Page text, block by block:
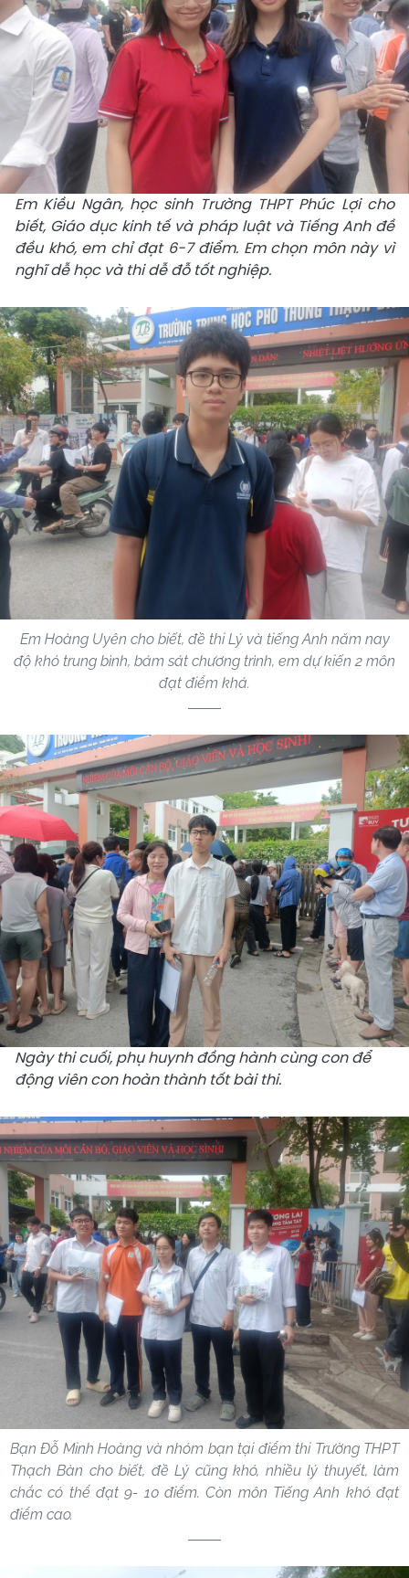
Em Kiều Ngân, học sinh Trường THPT Phúc Lợi cho
biết, Giáo dục kinh tế và pháp luật và Tiếng Anh đề
đều khó, em chỉ đạt 6-7 điểm. Em chọn môn này vì
nghĩ dễ học và thi dễ đỗ tốt nghiệp.
Em Hoàng Uyên cho biết, đề thi Lý và tiếng Anh năm nay
độ khó trung bình, bám sát chương trình, em dự kiến 2 môn
đạt điểm khá.
Ngày thi cuối, phụ huynh đồng hành cùng con để
động viên con hoàn thành tốt bài thi.
Bạn Đỗ Minh Hoàng và nhóm bạn tại điểm thi Trường THPT
Thạch Bàn cho biết, đề Lý cũng khó, nhiều lý thuyết, làm
chắc có thể đạt 9- 10 điểm. Còn môn Tiếng Anh khó đạt
điểm cao.